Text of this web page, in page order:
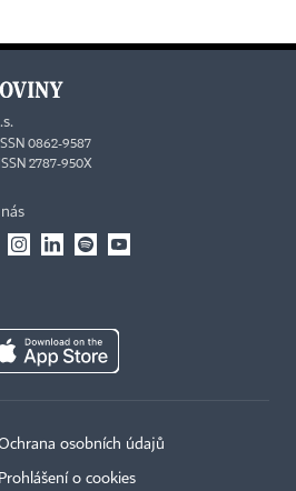
0862-9587
2787-950X
osobních údajů
Prohlášení o cookies